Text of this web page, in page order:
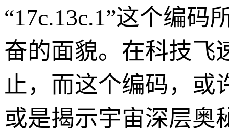
“17c.13c.1”这个编
奋的面貌。在科技飞
止，而这个编码，或
或是揭示宇宙深层奥